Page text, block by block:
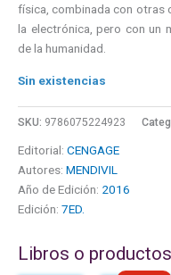
física, combinada con otras
la electrónica, pero con un
de la humanidad.
Sin existencias
SKU: 9786075224923
Editorial: CENGAGE
Autores: MENDIVIL
Año de Edición: 2016
Edición: 7ED.
Libros o